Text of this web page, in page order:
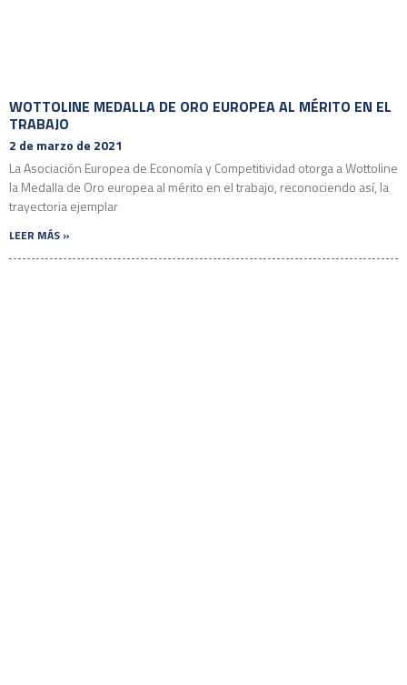
WOTTOLINE MEDALLA DE ORO EUROPEA AL MÉRITO EN EL
TRABAJO
2 de marzo de 2021
La Asociación Europea de Economía y Competitividad otorga a Wottoline
la Medalla de Oro europea al mérito en el trabajo, reconociendo así, la
trayectoria ejemplar
LEER MÁS »